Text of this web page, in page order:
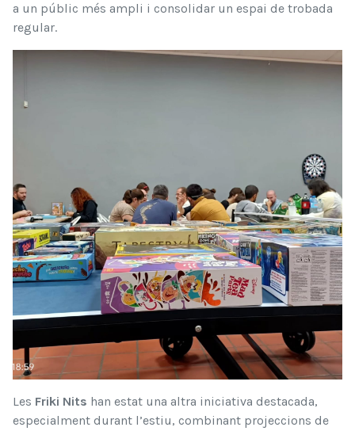
a un públic més ampli i consolidar un espai de trobada
regular.
Les Friki Nits han estat una altra iniciativa destacada,
especialment durant l’estiu, combinant projeccions de